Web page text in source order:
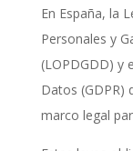
En España, la
Personales y
(LOPDGDD) y
Datos (GDPR)
marco legal